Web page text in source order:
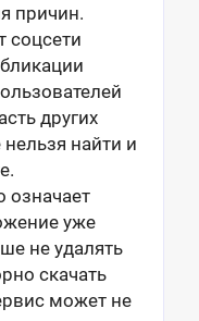
причин.
соцсети
других
найти и
означает
уже
не удалять
скачать
может не